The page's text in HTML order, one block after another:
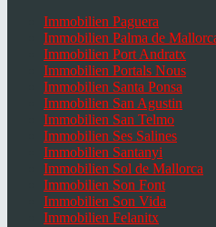
Immobilien Paguera
Immobilien Palma de
Immobilien Port Andratx
Immobilien Portals Nous
Immobilien Santa Ponsa
Immobilien San Agustin
Immobilien San Telmo
Immobilien Ses Salines
Immobilien Santanyi
Immobilien Sol de Mallorca
Immobilien Son Font
Immobilien Son Vida
Immobilien Felanitx